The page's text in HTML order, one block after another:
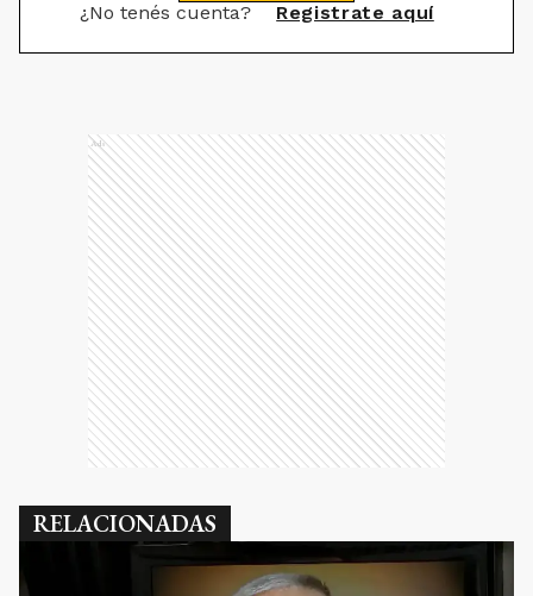
¿No tenés cuenta? Registrate aquí
Ads
RELACIONADAS